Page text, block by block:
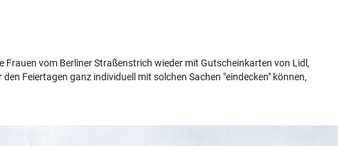
Frauen vom Berliner Straßenstrich wieder mit Gutscheinkarten von Lidl,
Feiertagen ganz individuell mit solchen Sachen "eindecken" können,